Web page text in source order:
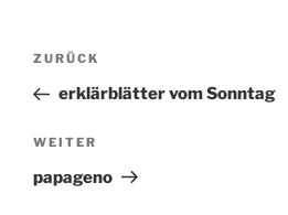
Beitragsnavigation
Vorheriger
Beitrag
ZURÜCK
erklärblätter vom Sonntag
Nächster
Beitrag
WEITER
papageno